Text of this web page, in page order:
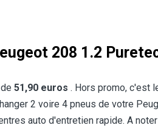
208 1.2
51,90 euros . Hors promo, c'est
2 voire 4 pneus de votre
auto d'entretien rapide. A